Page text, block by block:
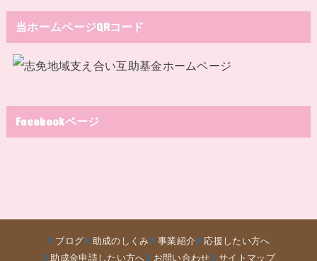
当ホームページQRコード
Facebookページ
ブログ 助成のしくみ 事業紹介
応援したい方へ
助成金申請したい方へ
お問い合わせ サイトマップ